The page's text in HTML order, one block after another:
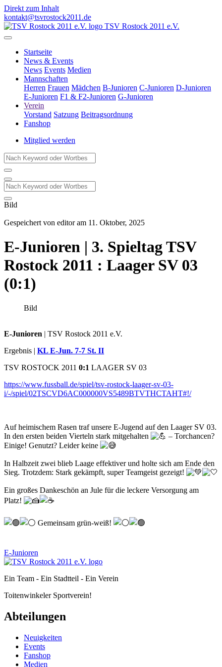
Direkt zum Inhalt
kontakt@tsvrostock2011.de
TSV Rostock 2011 e.V.
Startseite
News & Events
News Events Medien
Mannschaften
Herren Frauen Mädchen B-Junioren C-Junioren D-Junioren
E-Junioren F1 & F2-Junioren G-Junioren
Verein
Vorstand Satzung Beitragsordnung
Fanshop
Mitglied werden
Bild
Gespeichert von editor am 11. Oktober, 2025
E-Junioren | 3. Spieltag TSV
Rostock 2011 : Laager SV 03
(0:1)
Bild
E-Junioren | TSV Rostock 2011 e.V.
Ergebnis | KL E-Jun. 7-7 St. II
TSV ROSTOCK 2011 0:1 LAAGER SV 03
https://www.fussball.de/spiel/tsv-rostock-laager-sv-03-
i/-/spiel/02TSCVD6AC000000VS5489BTVTHCTAHT#!/
Auf heimischem Rasen traf unsere E-Jugend auf den Laager SV 03.
In den ersten beiden Vierteln stark mitgehalten
– Torchancen?
Einige! Genutzt? Leider keine
In Halbzeit zwei blieb Laage effektiver und holte sich am Ende den
Sieg. Trotzdem: Stark gekämpft, super Teamgeist gezeigt!
Ein großes Dankeschön an Jule für die leckere Versorgung am
Platz!
Gemeinsam grün-weiß!
E-Junioren
Ein Team - Ein Stadtteil - Ein Verein
Toitenwinkeler Sportverein!
Abteilungen
Neuigkeiten
Events
Fanshop
Medien